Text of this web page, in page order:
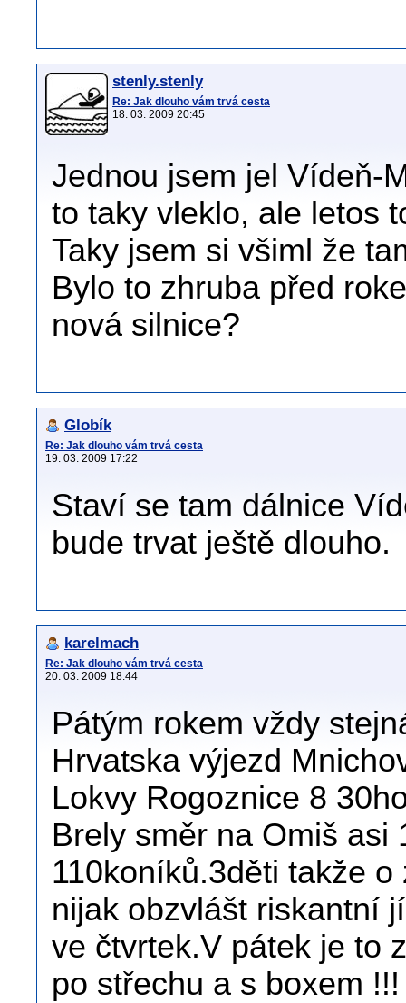
stenly.stenly
Re: Jak dlouho vám trvá cesta
18. 03. 2009 20:45
Jednou jsem jel Vídeň-
to taky vleklo, ale letos
Taky jsem si všiml že
Bylo to zhruba před
nová silnice?
Globík
Re: Jak dlouho vám trvá cesta
19. 03. 2009 17:22
Staví se tam dálnice
bude trvat ještě dlouho.
karelmach
Re: Jak dlouho vám trvá cesta
20. 03. 2009 18:44
Pátým rokem vždy
Hrvatska výjezd
Lokvy Rogoznice 8
Brely směr na Omiš asi
110koníků.3děti takže
nijak obzvlášt riskantní
ve čtvrtek.V pátek je to
po střechu a s boxem !!!